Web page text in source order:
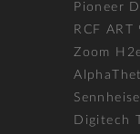
Pioneer
RCF ART
Zoom
Digitech